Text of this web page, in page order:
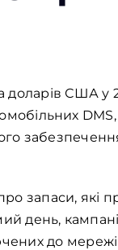
США у
запаси, які
день,
до мережі